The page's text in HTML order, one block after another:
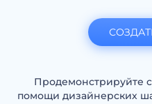
Продемонстрируйте
помощи дизайнерских